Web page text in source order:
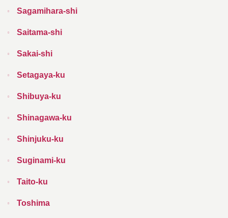
Sagamihara-shi
Saitama-shi
Sakai-shi
Setagaya-ku
Shibuya-ku
Shinagawa-ku
Shinjuku-ku
Suginami-ku
Taito-ku
Toshima